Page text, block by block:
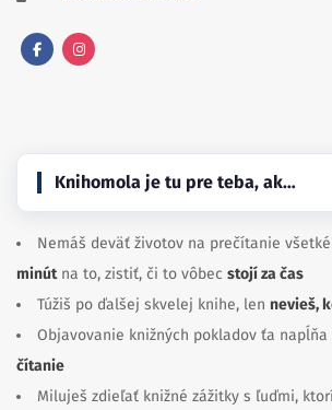
Knihomola je tu pre teba, ak…
Nemáš deväť životov na prečítanie
minútna to, zistiť, či to vôbec stojí za čas
Túžiš po ďalšej skvelej knihe, len nevieš,
Objavovanie knižných pokladov ťa napĺňa
čítanie
Miluješ zdieľať knižné zážitky s ľuďmi,